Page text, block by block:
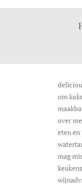
om
over
eten
mag